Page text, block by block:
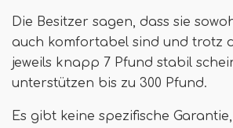
Die Besitzer sagen, dass sie
auch komfortabel sind und trotz
jeweils knapp 7 Pfund stabil
unterstützen bis zu 300 Pfund.
Es gibt keine spezifische